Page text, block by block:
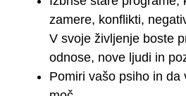
zamere, konflikti,
V svoje življenje boste
odnose, nove ljudi in
Pomiri vašo psiho in da